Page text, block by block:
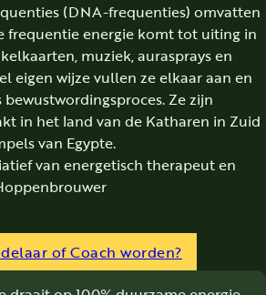
(DNA-frequenties) omvatten
frequentie energie komt tot uiting in
muziek, aurasprays en
eigen wijze vullen ze elkaar aan en
Ze zijn
in het land van de Katharen in Zuid
van Egypte.
van energetisch therapeut en
of Coach worden?